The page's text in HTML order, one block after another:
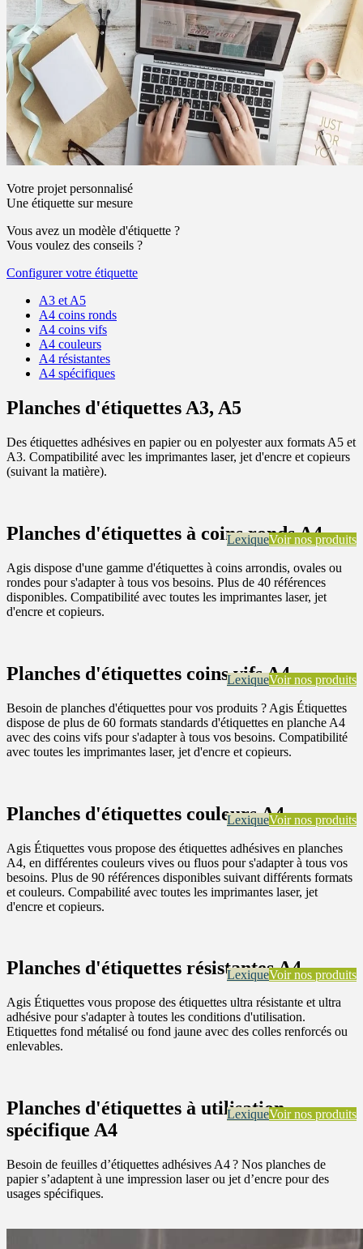
Votre projet personnalisé
Une étiquette sur mesure
Vous avez un modèle d'étiquette ?
Vous voulez des conseils ?
Configurer votre étiquette
A3 et A5
A4 coins ronds
A4 coins vifs
A4 couleurs
A4 résistantes
A4 spécifiques
Planches d'étiquettes A3, A5
Des étiquettes adhésives en papier ou en polyester aux formats A5 et
A3. Compatibilité avec les imprimantes laser, jet d'encre et copieurs
(suivant la matière).
LexiqueVoir nos produits
Planches d'étiquettes à coins ronds A4
Agis dispose d'une gamme d'étiquettes à coins arrondis, ovales ou
rondes pour s'adapter à tous vos besoins. Plus de 40 références
disponibles. Compatibilité avec toutes les imprimantes laser, jet
d'encre et copieurs.
LexiqueVoir nos produits
Planches d'étiquettes coins vifs A4
Besoin de planches d'étiquettes pour vos produits ? Agis Étiquettes
dispose de plus de 60 formats standards d'étiquettes en planche A4
avec des coins vifs pour s'adapter à tous vos besoins. Compatibilité
avec toutes les imprimantes laser, jet d'encre et copieurs.
LexiqueVoir nos produits
Planches d'étiquettes couleurs A4
Agis Étiquettes vous propose des étiquettes adhésives en planches
A4, en différentes couleurs vives ou fluos pour s'adapter à tous vos
besoins. Plus de 90 références disponibles suivant différents formats
et couleurs. Compabilité avec toutes les imprimantes laser, jet
d'encre et copieurs.
LexiqueVoir nos produits
Planches d'étiquettes résistantes A4
Agis Étiquettes vous propose des étiquettes ultra résistante et ultra
adhésive pour s'adapter à toutes les conditions d'utilisation.
Etiquettes fond métalisé ou fond jaune avec des colles renforcés ou
enlevables.
LexiqueVoir nos produits
Planches d'étiquettes à utilisation
spécifique A4
Besoin de feuilles d’étiquettes adhésives A4 ? Nos planches de
papier s’adaptent à une impression laser ou jet d’encre pour des
usages spécifiques.